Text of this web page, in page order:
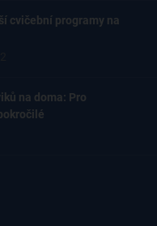
cvičební programy na
na doma: Pro